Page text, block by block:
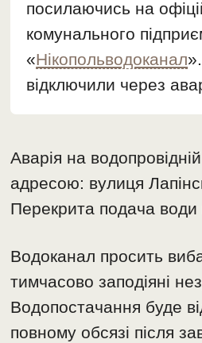
посилаючись на
комунального
«Нікопольводоканал
відключили через
Аварія на
адресою: вулиця
Перекрита подача води
Водоканал просить
тимчасово заподіяні
Водопостачання буде
повному обсязі після